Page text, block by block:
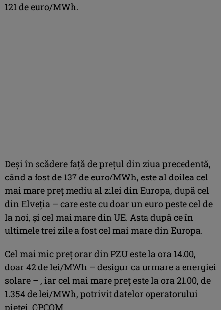
121 de euro/MWh.
Deși în scădere față de prețul din ziua precedentă,
când a fost de 137 de euro/MWh, este al doilea cel
mai mare preț mediu al zilei din Europa, după cel
din Elveția – care este cu doar un euro peste cel de
la noi, și cel mai mare din UE. Asta după ce în
ultimele trei zile a fost cel mai mare din Europa.
Cel mai mic preț orar din PZU este la ora 14.00,
doar 42 de lei/MWh – desigur ca urmare a energiei
solare – , iar cel mai mare preț este la ora 21.00, de
1.354 de lei/MWh, potrivit datelor operatorului
pieței, OPCOM.